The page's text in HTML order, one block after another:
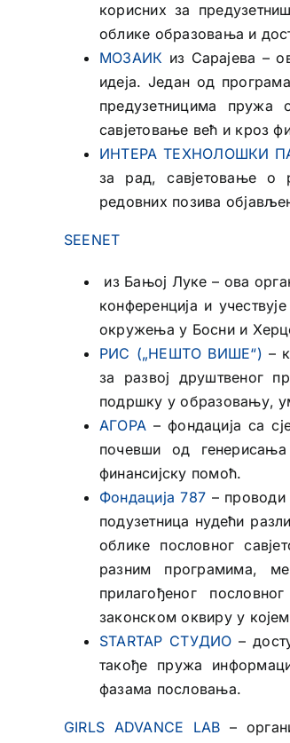
корисних за
облике образовања и
МОЗАИК из Сарајева –
идеја. Један од
предузетницима пружа
савјетовање већ и кроз
ИНТЕРА ТЕХНОЛОШКИ
за рад, савјетовање о
редовних позива
SEENET
из Бањој Луке – ова
конференција и
окружења у Босни и
РИС („НЕШТО ВИШЕ“) –
за развој друштвеног
подршку у образовању,
АГОРА – фондација са
почевши од
финансијску помоћ.
Фондација 787 – проводи
подузетница нудећи
облике пословног
разним програмима,
прилагођеног
законском оквиру у
STARTAP СТУДИО –
такође пружа
фазама пословања.
GIRLS ADVANCE LAB –